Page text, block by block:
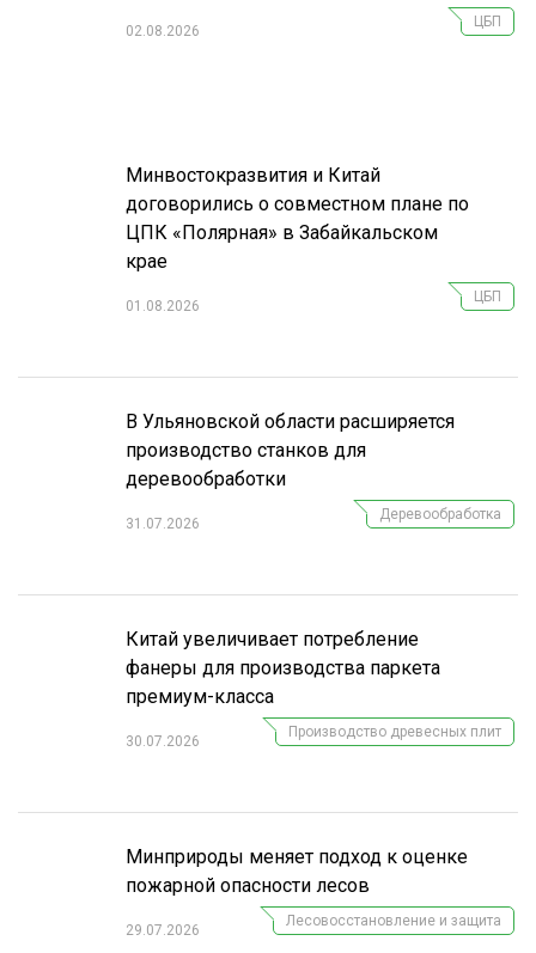
02.08.2026
ЦБП
Минвостокразвития и Китай
договорились о совместном плане по
ЦПК «Полярная» в Забайкальском
крае
01.08.2026
ЦБП
В Ульяновской области расширяется
производство станков для
деревообработки
31.07.2026
Деревообработка
Китай увеличивает потребление
фанеры для производства паркета
премиум-класса
30.07.2026
Производство древесных плит
Минприроды меняет подход к оценке
пожарной опасности лесов
29.07.2026
Лесовосстановление и защита